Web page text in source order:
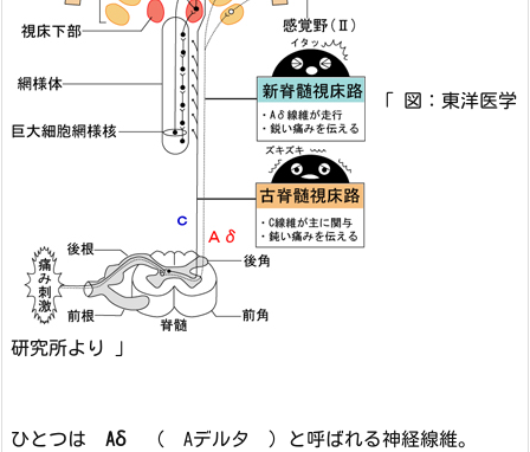
「 図：東洋医学
研究所より 」
ひとつは Aδ （ Aデルタ ）と呼ばれる神経線維。